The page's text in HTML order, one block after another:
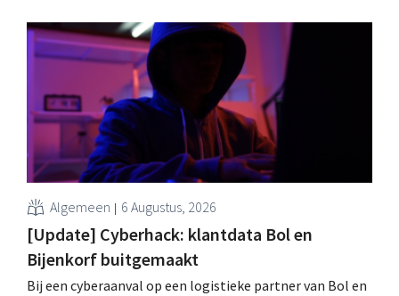
datalek. Financiële gegevens, gebruikersnamen en
wachtwoorden zijn niet getroffen.
Algemeen 6 Augustus, 2026
[Update] Cyberhack: klantdata Bol en
Bijenkorf buitgemaakt
Bij een cyberaanval op een logistieke partner van Bol en